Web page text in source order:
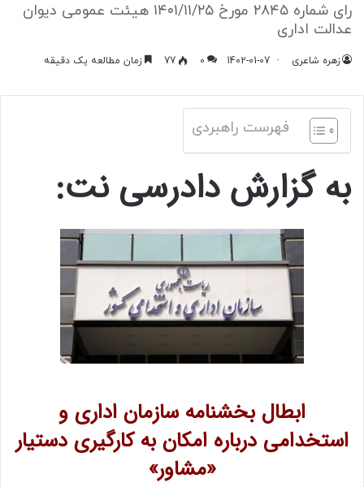
رای شماره ۲۸۴۵ مورخ ۱۴۰۱/۱۱/۲۵ هیئت عمومی دیوان
عدالت اداری
زهره شاعری 1402-01-07
0
77 زمان مطالعه یک دقیقه
فهرست راهبردی
به گزارش دادرسی نت:
ابطال بخشنامه سازمان اداری و
استخدامی درباره امکان به کارگیری دستیار
«مشاور»